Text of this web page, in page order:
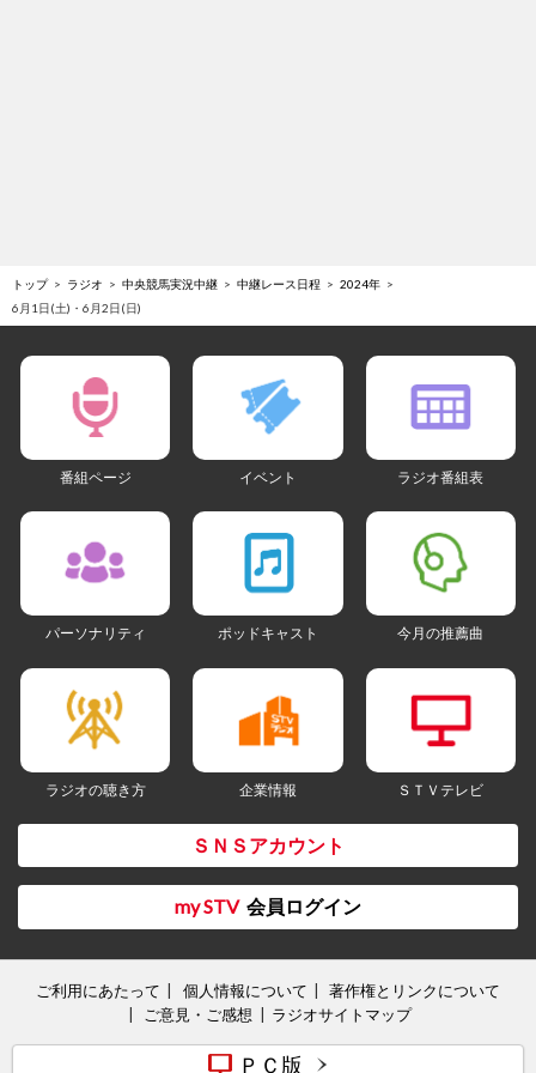
トップ ラジオ 中央競馬実況中継 中継レース日程
2024年
6月1日(土)・6月2日(日)
番組ページ イベント ラジオ番組表
パーソナリティ ポッドキャスト 今月の推薦曲
ラジオの聴き方 企業情報 ＳＴＶテレビ
ＳＮＳアカウント
my STV 会員ログイン
ご利用にあたって 個人情報について
著作権とリンクについて
ご意見・ご感想
ラジオサイトマップ
ＰＣ版